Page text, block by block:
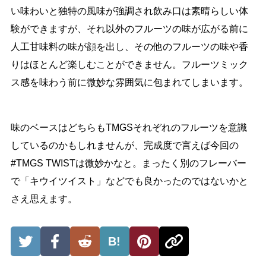
い味わいと独特の風味が強調され飲み口は素晴らしい体
験ができますが、それ以外のフルーツの味が広がる前に
人工甘味料の味が顔を出し、その他のフルーツの味や香
りはほとんど楽しむことができません。フルーツミック
ス感を味わう前に微妙な雰囲気に包まれてしまいます。
味のベースはどちらもTMGSそれぞれのフルーツを意識
しているのかもしれませんが、完成度で言えば今回の
#TMGS TWISTは微妙かなと。まったく別のフレーバー
で「キウイツイスト」などでも良かったのではないかと
さえ思えます。
B!